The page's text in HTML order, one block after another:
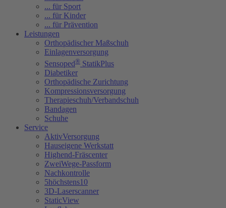
... für Sport
... für Kinder
... für Prävention
Leistungen
Orthopädischer Maßschuh
Einlagenversorgung
Sensoped® StatikPlus
Diabetiker
Orthopädische Zurichtung
Kompressionsversorgung
Therapieschuh/Verbandschuh
Bandagen
Schuhe
Service
AktivVersorgung
Hauseigene Werkstatt
Highend-Fräscenter
ZweiWege-Passform
Nachkontrolle
5höchstens10
3D-Laserscanner
StaticView